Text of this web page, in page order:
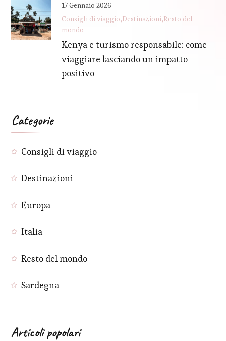
Consigli di viaggio Destinazioni Resto del
mondo
Kenya e turismo responsabile: come
viaggiare lasciando un impatto
positivo
17 Gennaio 2026
Categorie
Consigli di viaggio
Destinazioni
Europa
Italia
Resto del mondo
Sardegna
Articoli popolari